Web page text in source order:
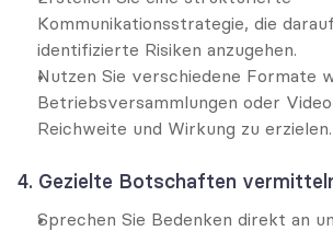
Kommunikationsstrategie, die
identifizierte Risiken anzugehen.
Nutzen Sie verschiedene Formate
Betriebsversammlungen oder
Reichweite und Wirkung zu erzielen.
4. Gezielte Botschaften
Sprechen Sie Bedenken direkt an